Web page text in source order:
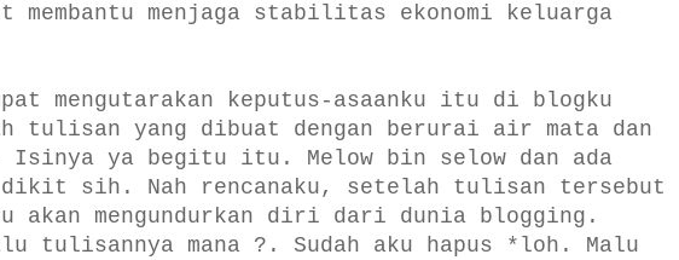
membantu menjaga stabilitas ekonomi keluarga
mengutarakan keputus-asaanku itu di blogku
tulisan yang dibuat dengan berurai air mata dan
ya begitu itu. Melow bin selow dan ada
dikit sih. Nah rencanaku, setelah tulisan tersebut
akan mengundurkan diri dari dunia blogging.
tulisannya mana ?. Sudah aku hapus *loh. Malu